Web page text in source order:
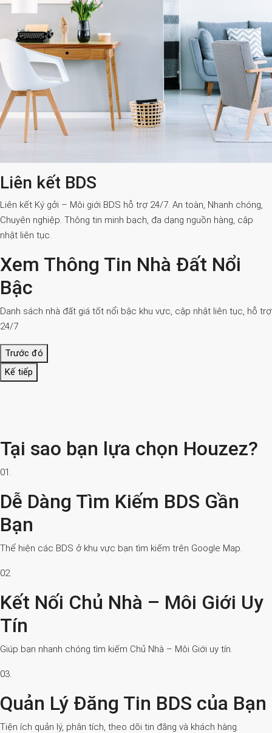
Liên kết BDS
Liên kết Ký gởi – Môi giới BDS hỗ trợ 24/7. An toàn, Nhanh chóng,
Chuyên nghiệp. Thông tin minh bạch, đa dạng nguồn hàng, cập
nhật liên tục.
Xem Thông Tin Nhà Đất Nổi
Bậc
Danh sách nhà đất giá tốt nổi bậc khu vực, cập nhật liên tục, hỗ trợ
24/7
Trước đó
Kế tiếp
Tại sao bạn lựa chọn Houzez?
01.
Dễ Dàng Tìm Kiếm BDS Gần
Bạn
Thể hiện các BDS ở khu vực bạn tìm kiếm trên Google Map.
02.
Kết Nối Chủ Nhà – Môi Giới Uy
Tín
Giúp bạn nhanh chóng tìm kiếm Chủ Nhà – Môi Giới uy tín.
03.
Quản Lý Đăng Tin BDS của Bạn
Tiện ích quản lý, phân tích, theo dõi tin đăng và khách hàng.